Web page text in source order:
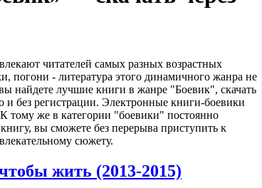
читателей самых разных возрастных
погони - литература этого динамичного жанра не
найдете лучшие книги в жанре "Боевик", скачать
и без регистрации. Электронные книги-боевики
тому же в категории "боевики" постоянно
вы сможете без перерыва приступить к
сюжету.
жить (2013-2015)